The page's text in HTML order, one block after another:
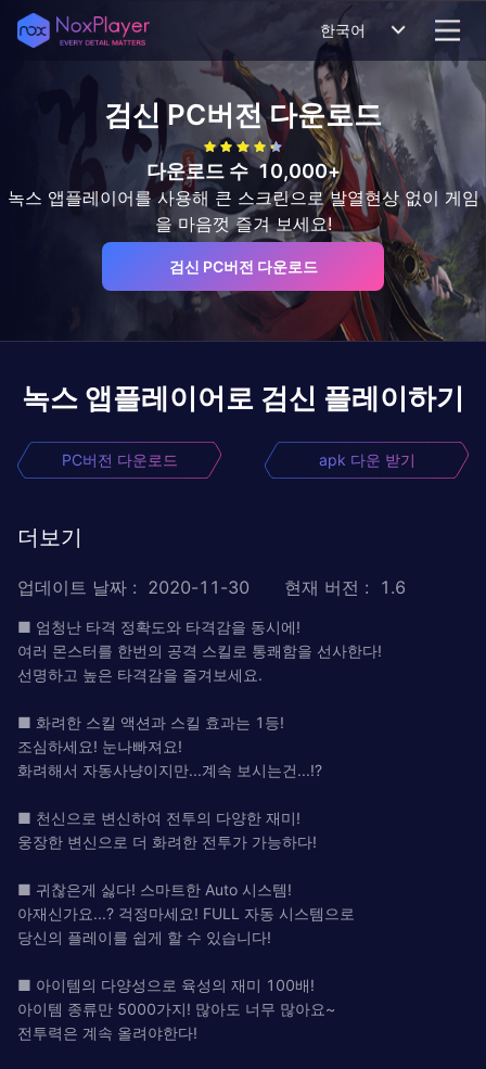
한국어
검신 PC버전 다운로드
다운로드 수 10,000+
녹스 앱플레이어를 사용해 큰 스크린으로 발열현상 없이 게임
을 마음껏 즐겨 보세요!
검신 PC버전 다운로드
녹스 앱플레이어로 검신 플레이하기
PC버전 다운로드 apk 다운 받기
더보기
업데이트 날짜 : 2020-11-30 현재 버전 : 1.6
■ 엄청난 타격 정확도와 타격감을 동시에!
여러 몬스터를 한번의 공격 스킬로 통쾌함을 선사한다!
선명하고 높은 타격감을 즐겨보세요.
■ 화려한 스킬 액션과 스킬 효과는 1등!
조심하세요! 눈나빠져요!
화려해서 자동사냥이지만...계속 보시는건...!?
■ 천신으로 변신하여 전투의 다양한 재미!
웅장한 변신으로 더 화려한 전투가 가능하다!
■ 귀찮은게 싫다! 스마트한 Auto 시스템!
아재신가요...? 걱정마세요! FULL 자동 시스템으로
당신의 플레이를 쉽게 할 수 있습니다!
■ 아이템의 다양성으로 육성의 재미 100배!
아이템 종류만 5000가지! 많아도 너무 많아요~
전투력은 계속 올려야한다!